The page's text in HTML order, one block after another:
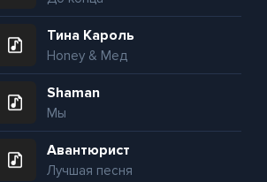
Тина Кароль
Honey & Мед
Shaman
Мы
Авантюрист
Лучшая песня